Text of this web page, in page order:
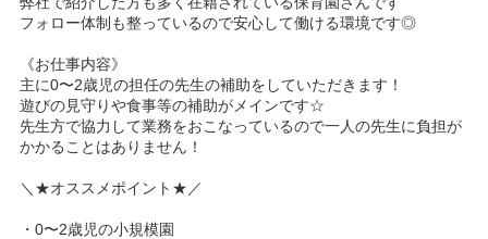
フォロー体制も整っているので安心して働ける環境です◎
《お仕事内容》
主に0〜2歳児の担任の先生の補助をしていただきます！
遊びの見守りや食事等の補助がメインです☆
先生方で協力して業務をおこなっているので一人の先生に負担が
かかることはありません！
＼★オススメポイント★／
・0〜2歳児の小規模園